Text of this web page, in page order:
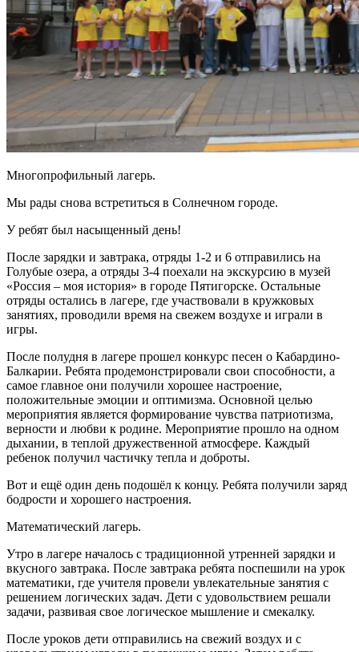
Многопрофильный лагерь.
Мы рады снова встретиться в Солнечном городе.
У ребят был насыщенный день!
После зарядки и завтрака, отряды 1-2 и 6 отправились на
Голубые озера, а отряды 3-4 поехали на экскурсию в музей
«Россия – моя история» в городе Пятигорске. Остальные
отряды остались в лагере, где участвовали в кружковых
занятиях, проводили время на свежем воздухе и играли в
игры.
После полудня в лагере прошел конкурс песен о Кабардино-
Балкарии. Ребята продемонстрировали свои способности, а
самое главное они получили хорошее настроение,
положительные эмоции и оптимизма. Основной целью
мероприятия является формирование чувства патриотизма,
верности и любви к родине. Мероприятие прошло на одном
дыхании, в теплой дружественной атмосфере. Каждый
ребенок получил частичку тепла и доброты.
Вот и ещё один день подошёл к концу. Ребята получили заряд
бодрости и хорошего настроения.
Математический лагерь.
Утро в лагере началось с традиционной утренней зарядки и
вкусного завтрака. После завтрака ребята поспешили на урок
математики, где учителя провели увлекательные занятия с
решением логических задач. Дети с удовольствием решали
задачи, развивая свое логическое мышление и смекалку.
После уроков дети отправились на свежий воздух и с